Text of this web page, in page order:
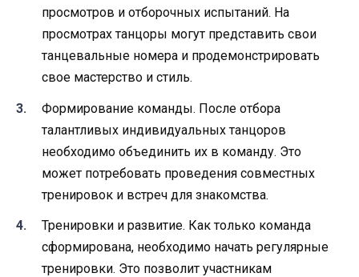
просмотров и отборочных испытаний. На
просмотрах танцоры могут представить свои
танцевальные номера и продемонстрировать
свое мастерство и стиль.
Формирование команды. После отбора
талантливых индивидуальных танцоров
необходимо объединить их в команду. Это
может потребовать проведения совместных
тренировок и встреч для знакомства.
Тренировки и развитие. Как только команда
сформирована, необходимо начать регулярные
тренировки. Это позволит участникам